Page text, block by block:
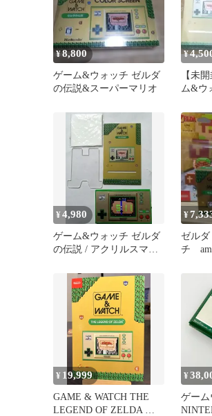
¥8,800
ゲーム&ウォッチ ゼルダ
の伝説&スーパーマリオ
¥
【未
ム&ウ
¥4,980
ゲーム&ウォッチ ゼルダ
の伝説 / アクリルスマホ
¥
ゼル
チ
¥ 19,999
GAME & WATCH THE
LEGEND OF ZELDA 販
¥
ゲーム